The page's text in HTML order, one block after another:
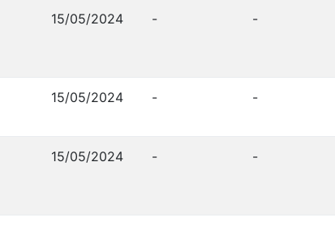
15/05/2024 - -
15/05/2024 - -
15/05/2024 - -